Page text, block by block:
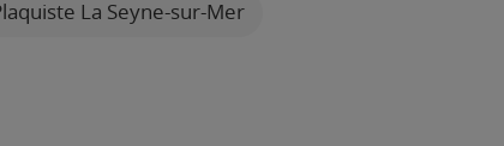
La Seyne-sur-Mer